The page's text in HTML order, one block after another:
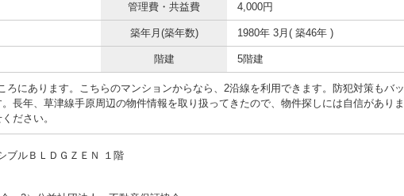
管理費・共益費 4,000円
築年月(築年数) 1980年 3月( 築46年 )
階建 5階建
ろにあります。こちらのマンションからなら、2沿線を利用できます。防犯対策もバッ
長年、草津線手原周辺の物件情報を取り扱ってきたので、物件探しには自信がありま
ださい。
ブルＢＬＤＧＺＥＮ １階